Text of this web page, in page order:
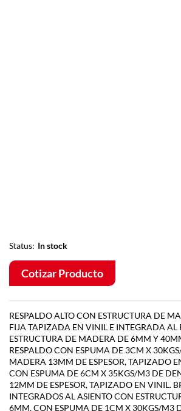
Status: In stock
Cotizar Producto
RESPALDO ALTO CON ESTRUCTURA DE
FIJA TAPIZADA EN VINIL E INTEGRADA AL
ESTRUCTURA DE MADERA DE 6MM Y
RESPALDO CON ESPUMA DE 3CM X
MADERA 13MM DE ESPESOR, TAPIZADO
CON ESPUMA DE 6CM X 35KGS/M3 DE
12MM DE ESPESOR, TAPIZADO EN VINIL.
INTEGRADOS AL ASIENTO CON
6MM, CON ESPUMA DE 1CM X 30KGS/M3